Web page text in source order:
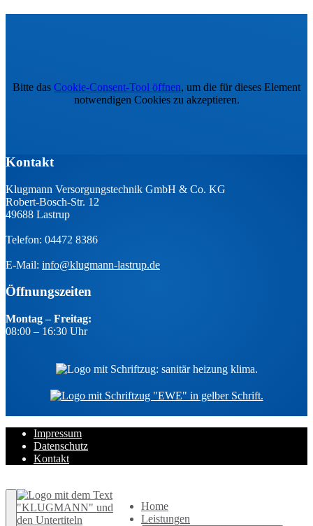
Bitte das Cookie-Consent-Tool öffnen, um die für dieses Element
notwendigen Cookies zu akzeptieren.
Kontakt
Klugmann Versorgungstechnik GmbH & Co. KG
Robert-Bosch-Str. 12
49688 Lastrup
Telefon: 04472 8386
E-Mail: info@klugmann-lastrup.de
Öffnungszeiten
Montag – Freitag:
08:00 – 16:30 Uhr
Impressum
Datenschutz
Kontakt
Home
Leistungen